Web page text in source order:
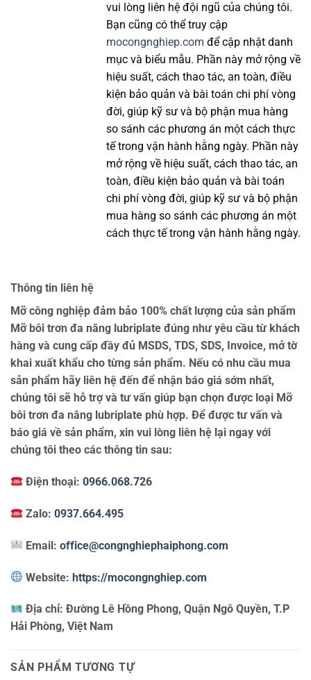
vui lòng liên hệ đội ngũ của chúng tôi.
Bạn cũng có thể truy cập
mocongnghiep.com để cập nhật danh
mục và biểu mẫu. Phần này mở rộng về
hiệu suất, cách thao tác, an toàn, điều
kiện bảo quản và bài toán chi phí vòng
đời, giúp kỹ sư và bộ phận mua hàng
so sánh các phương án một cách thực
tế trong vận hành hằng ngày. Phần này
mở rộng về hiệu suất, cách thao tác, an
toàn, điều kiện bảo quản và bài toán
chi phí vòng đời, giúp kỹ sư và bộ phận
mua hàng so sánh các phương án một
cách thực tế trong vận hành hằng ngày.
Thông tin liên hệ
Mỡ công nghiệp đảm bảo 100% chất lượng của sản phẩm
Mỡ bôi trơn đa năng lubriplate đúng như yêu cầu từ khách
hàng và cung cấp đầy đủ MSDS, TDS, SDS, Invoice, mở tờ
khai xuất khẩu cho từng sản phẩm. Nếu có nhu cầu mua
sản phẩm hãy liên hệ đến để nhận báo giá sớm nhất,
chúng tôi sẽ hỗ trợ và tư vấn giúp bạn chọn được loại Mỡ
bôi trơn đa năng lubriplate phù hợp. Để được tư vấn và
báo giá về sản phẩm, xin vui lòng liên hệ lại ngay với
chúng tôi theo các thông tin sau:
Điện thoại:0966.068.726
Zalo:0937.664.495
Email:office@congnghiephaiphong.com
Website:https://mocongnghiep.com
Địa chỉ:Đường Lê Hồng Phong, Quận Ngô Quyền, T.P
Hải Phòng, Việt Nam
SẢN PHẨM TƯƠNG TỰ